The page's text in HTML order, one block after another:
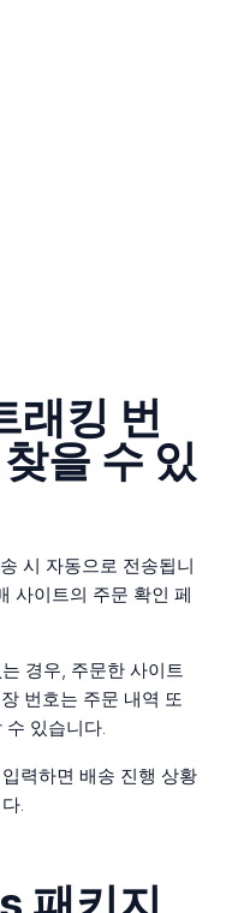
킹 번
을 수 있
시 자동으로 전송됩니
사이트의 주문 확인 페
경우, 주문한 사이트
번호는 주문 내역 또
있습니다.
력하면 배송 진행 상황
.